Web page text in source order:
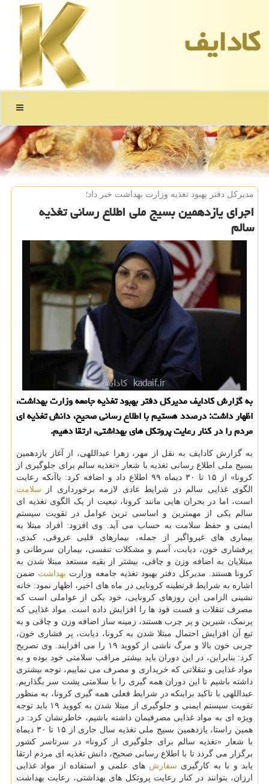
كادایف
منو
مدیركل دفتر بهبود تغذیه وزارت بهداشت خبر داد؛
اجرای یازدهمین بسیج ملی اطلاع رسانی تغذیه
سالم
به گزارش کادایف مدیرکل دفتر بهبود تغذیه جامعه وزارت بهداشت،
اظهار داشت: درصدد هستیم با اطلاع رسانی صحیح، دانش تغذیه ای
مردم را در کنار رعایت پروتکل های بهداشتی، ارتقا دهیم.
به گزارش کادایف به نقل از مهر، زهرا عبداللهی، از آغاز یازدهمین
بسیج ملی اطلاع رسانی تغذیه با شعار «تغذیه سالم برای جلوگیری از
کرونا» از ۱۵ تا ۳۰ دیماه ۹۹ اطلاع داد و اضافه کرد: باآنکه رعایت
الگوی غذایی سالم در شرایط عادی لازمه برخورداری از سلامت
است، اما در بحران هایی مانند کرونا، تبعیت از یک الگوی تغذیه ای
سالم یکی از مهمترین و اساسی ترین عوامل در تقویت سیستم
ایمنی و حفظ سلامت به حساب می آید. وی افزود: افراد مبتلا به
بیماری های غیرواگیر از جمله، بیمارهای قلبی عروقی، کبدی،
پرفشاری خون، دیابت، آسم و مشکلات تنفسی، بیماران سرطانی و
مبتلایان به اضافه وزن و چاقی، بیشتر از بقیه مستعد مبتلا شدن به
کرونا هستند. مدیرکل دفتر بهبود تغذیه جامعه وزارت بهداشت ضمن
اشاره به شرایط قرنطینه کرونایی در ماه های اخیر، اظهار نمود: خانه
نشینی الزامی این روزهای کرونایی، خود یکی از عواملی است که
مصرف تنقلات و فست فود ها را افزایش داده است. مواد غذایی که
پرنمک، شیرین و پر چرب هستند، زمینه ساز اضافه وزن و چاقی و به
تبع آن افزایش احتمال مبتلا شدن به کرونا، دیابت، پر فشاری خون،
چربی خون بالا و مرگ ناشی از کووید ۱۹ را می افزایند. وی تصریح
کرد: بنابراین، در این دوران باید بیشتر مراقب سلامتی خود بوده و به
مواد غذایی و تنقلاتی که خریداری و مصرف می نماییم، توجه بیشتری
داشته باشیم تا این دوران همه گیری را با سلامتی پشت سر بگذاریم.
عبداللهی با تاکید براینکه در شرایط فعلی همه گیری کرونا، به منظور
تقویت سیستم ایمنی و جلوگیری از مبتلا شدن به کووید ۱۹ باید توجه
ویژه ای به مواد غذایی مصرفیمان داشته باشیم، خاطرنشان کرد: در
همین راستا، یازدهمین بسیج ملی تغذیه سال جاری از ۱۵ تا ۳۰ دیماه
با شعار «تغذیه سالم برای جلوگیری از کرونا» در سرتاسر کشور
برگزار می گردد تا با اطلاع رسانی صحیح، دانش تغذیه ای مردم ارتقا
یابد و با به کارگیری سفارش های علمی و استفاده از مواد غذایی
ارزان، بتوانند در کنار رعایت پروتکل های بهداشتی، رعایت بهداشت